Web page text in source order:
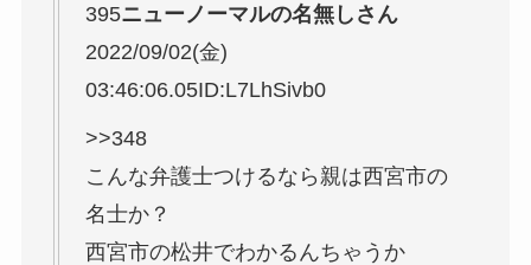
395ニューノーマルの名無しさん
2022/09/02(金)
03:46:06.05ID:L7LhSivb0
>>348
こんな弁護士つけるなら親は西宮市の
名士か？
西宮市の松井でわかるんちゃうか